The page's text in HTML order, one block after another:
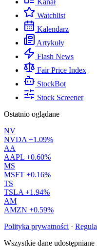
Kanał
Watchlist
Kalendarz
Artykuły
Flash News
Fair Price Index
StockBot
Stock Screener
Ostatnio oglądane
NV
NVDA +1.09%
AA
AAPL +0.60%
MS
MSFT +0.16%
TS
TSLA +1.94%
AM
AMZN +0.59%
Polityka prywatności ·
Wszystkie dane